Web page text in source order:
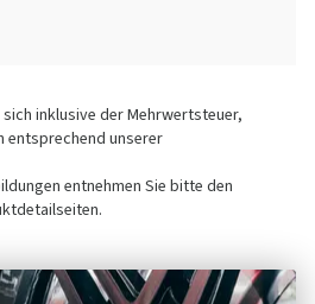
inklusive der Mehrwertsteuer,
entsprechend unserer
entnehmen Sie bitte den